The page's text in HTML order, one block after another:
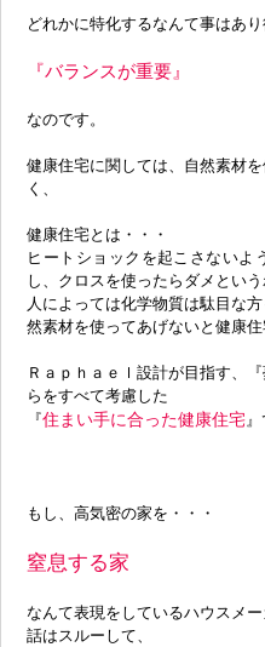
どれかに特化するなんて事はあり
『バランスが重要』
なのです。
健康住宅に関しては、自然素材
く、
健康住宅とは・・・
ヒートショックを起こさないよ
し、クロスを使ったらダメという
人によっては化学物質は駄目な
然素材を使ってあげないと健康
Ｒａｐｈａｅｌ設計が目指す、
らをすべて考慮した
『住まい手に合った健康住宅』
もし、高気密の家を・・・
窒息する家
なんて表現をしているハウスメ
話はスルーして、